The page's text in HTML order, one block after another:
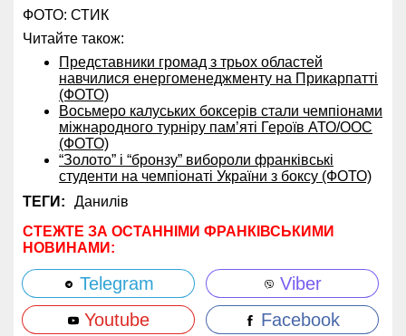
ФОТО: СТИК
Читайте також:
Представники громад з трьох областей
навчилися енергоменеджменту на Прикарпатті
(ФОТО)
Восьмеро калуських боксерів стали чемпіонами
міжнародного турніру пам’яті Героїв АТО/ООС
(ФОТО)
“Золото” і “бронзу” вибороли франківські
студенти на чемпіонаті України з боксу (ФОТО)
ТЕГИ:
Данилів
СТЕЖТЕ ЗА ОСТАННІМИ ФРАНКІВСЬКИМИ
НОВИНАМИ:
Telegram
Viber
Youtube
Facebook